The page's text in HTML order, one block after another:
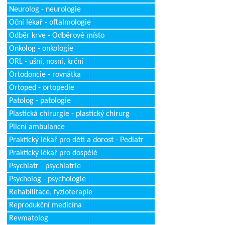
Neurolog - neurologie
Oční lékař - oftalmologie
Odběr krve - Odběrové místo
Onkolog - onkologie
ORL - ušní, nosní, krční
Ortodoncie - rovnátka
Ortoped - ortopedie
Patolog - patologie
Plastická chirurgie - plastický chirurg
Plicní ambulance
Praktický lékař pro děti a dorost - Pediatr
Praktický lékař pro dospělé
Psychiatr - psychiatrie
Psycholog - psychologie
Rehabilitace, fyzioterapie
Reprodukční medicína
Revmatolog